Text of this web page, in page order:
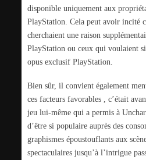
disponible uniquement aux
PlayStation. Cela peut avoir incité
cherchaient une raison
PlayStation ou ceux qui voulaient
opus exclusif PlayStation.
Bien sûr, il convient également
ces facteurs favorables , c’était
jeu lui-même qui a permis à
d’être si populaire auprès des
graphismes époustouflants aux
spectaculaires jusqu’à l’intrigue